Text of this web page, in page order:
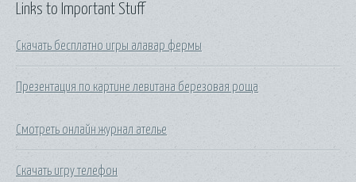
Links to Important Stuff
Скачать бесплатно игры алавар фермы
Презентация по картине левитана березовая роща
Смотреть онлайн журнал ателье
Скачать игру телефон